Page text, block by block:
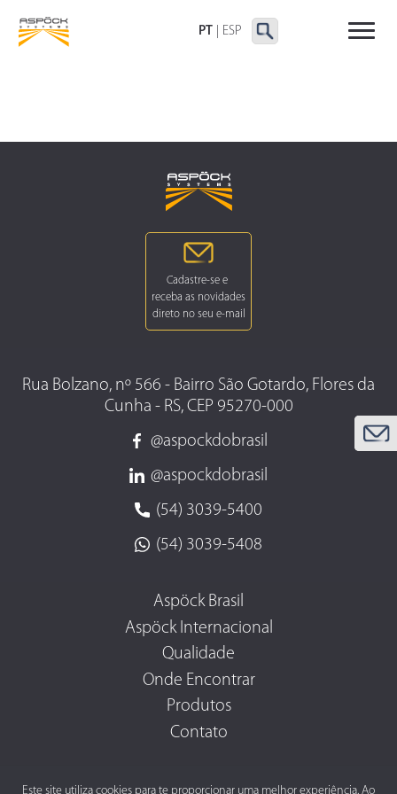
PT ESP
DELIMITADORAS E
LATERAIS
Este site utiliza cookies para te proporcionar uma melhor experiência. Ao
Rua Bolzano, nº 566 - Bairro São Gotardo, Flores da
Cunha - RS, CEP 95270-000
@aspockdobrasil
@aspockdobrasil
(54) 3039-5400
(54) 3039-5408
Aspöck Brasil
Aspöck Internacional
Qualidade
Onde Encontrar
Produtos
Contato